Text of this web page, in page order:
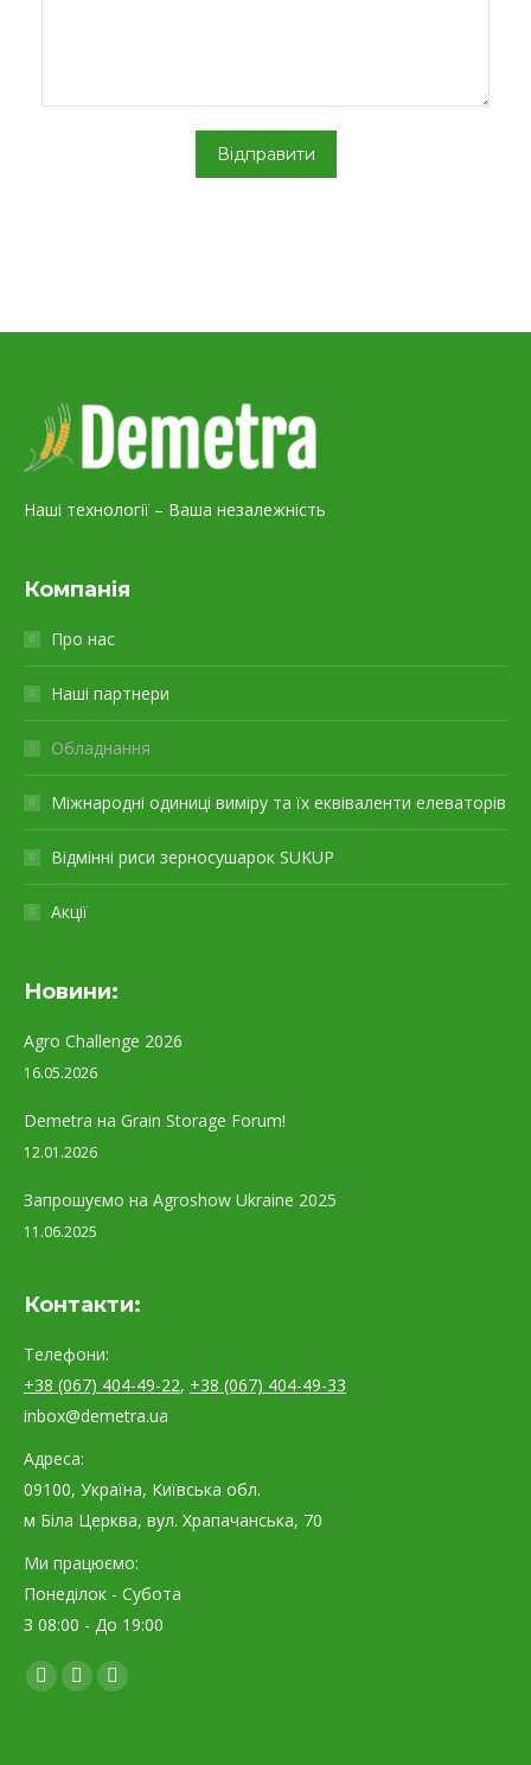
Наші технології – Ваша незалежність
Компанія
Про нас
Наші партнери
Обладнання
Міжнародні одиниці виміру та їх еквіваленти елеваторів
Відмінні риси зерносушарок SUKUP
Акції
Новини:
Agro Challenge 2026
16.05.2026
Demetra на Grain Storage Forum!
12.01.2026
Запрошуємо на Agroshow Ukraine 2025
11.06.2025
Контакти:
Телефони:
+38 (067) 404-49-22, +38 (067) 404-49-33
inbox@demetra.ua
Адреса:
09100, Україна, Київська обл.
м Біла Церква, вул. Храпачанська, 70
Ми працюємо:
Понеділок - Субота
З 08:00 - До 19:00
Find us on:
Facebook
YouTubeInstagram